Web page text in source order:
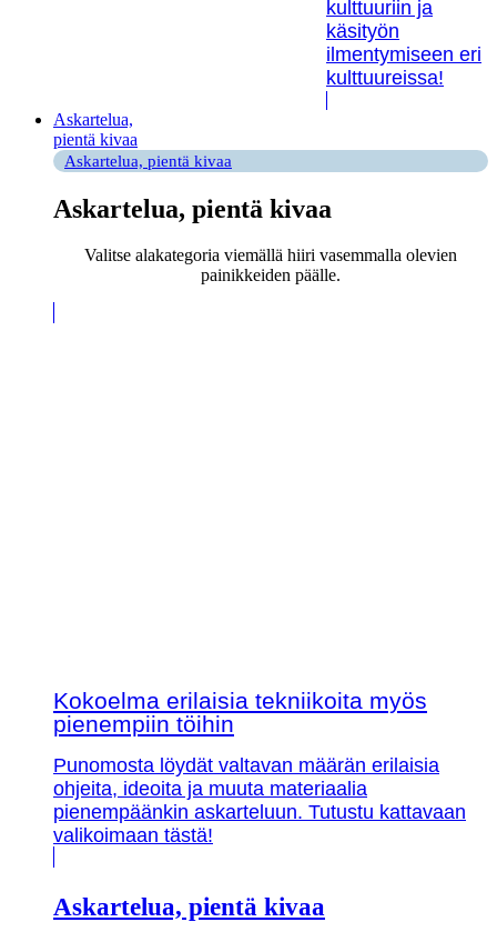
kulttuuriin ja
käsityön
ilmentymiseen eri
kulttuureissa!
Askartelua,
pientä kivaa
Askartelua, pientä kivaa
Askartelua, pientä kivaa
Valitse alakategoria viemällä hiiri vasemmalla olevien
painikkeiden päälle.
Kokoelma erilaisia tekniikoita myös
pienempiin töihin
Punomosta löydät valtavan määrän erilaisia
ohjeita, ideoita ja muuta materiaalia
pienempäänkin askarteluun. Tutustu kattavaan
valikoimaan tästä!
Askartelua, pientä kivaa